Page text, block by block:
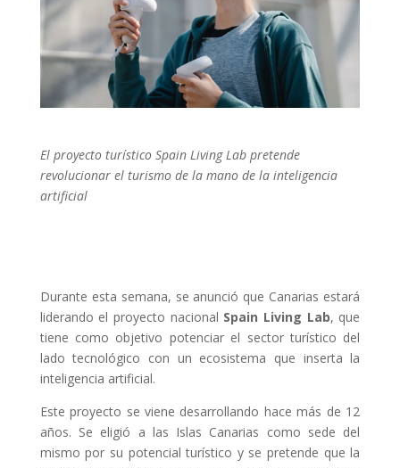
El proyecto turístico Spain Living Lab pretende
revolucionar el turismo de la mano de la inteligencia
artificial
Durante esta semana, se anunció que Canarias estará
liderando el proyecto nacional Spain Living Lab, que
tiene como objetivo potenciar el sector turístico del
lado tecnológico con un ecosistema que inserta la
inteligencia artificial.
Este proyecto se viene desarrollando hace más de 12
años. Se eligió a las Islas Canarias como sede del
mismo por su potencial turístico y se pretende que la